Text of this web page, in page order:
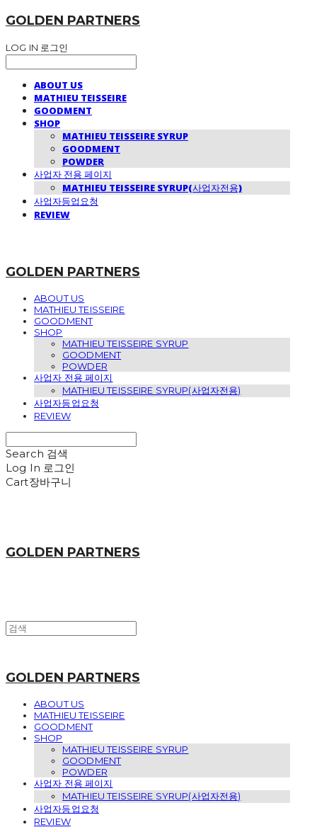
GOLDEN PARTNERS
LOG IN 로그인
ABOUT US
MATHIEU TEISSEIRE
GOODMENT
SHOP
MATHIEU TEISSEIRE SYRUP
GOODMENT
POWDER
사업자 전용 페이지
MATHIEU TEISSEIRE SYRUP(사업자전용)
사업자등업요청
REVIEW
GOLDEN PARTNERS
ABOUT US
MATHIEU TEISSEIRE
GOODMENT
SHOP
MATHIEU TEISSEIRE SYRUP
GOODMENT
POWDER
사업자 전용 페이지
MATHIEU TEISSEIRE SYRUP(사업자전용)
사업자등업요청
REVIEW
Search 검색
Log In 로그인
Cart장바구니
GOLDEN PARTNERS
GOLDEN PARTNERS
ABOUT US
MATHIEU TEISSEIRE
GOODMENT
SHOP
MATHIEU TEISSEIRE SYRUP
GOODMENT
POWDER
사업자 전용 페이지
MATHIEU TEISSEIRE SYRUP(사업자전용)
사업자등업요청
REVIEW